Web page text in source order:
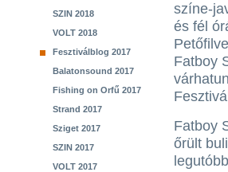
SZIN 2018
VOLT 2018
Fesztiválblog 2017
Balatonsound 2017
Fishing on Orfű 2017
Strand 2017
Sziget 2017
SZIN 2017
VOLT 2017
színe-
és fél
Fatboy
Fatboy
őrült